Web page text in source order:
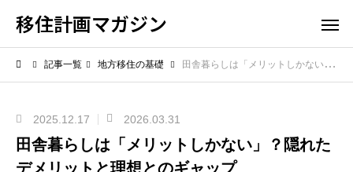
移住計画マガジン
記事一覧 地方移住の基礎 田舎暮らしは「メリットしかない」？隠れたデメリットと理想とのギャップ
2025.12.17 2026.03.31
田舎暮らしは「メリットしかない」？隠れた
デメリットと理想とのギャップ